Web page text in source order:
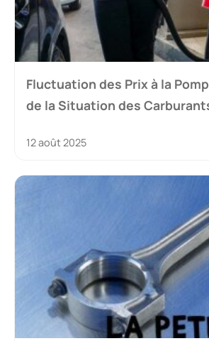
Fluctuation des Prix à la
de la Situation des
12 août 2025